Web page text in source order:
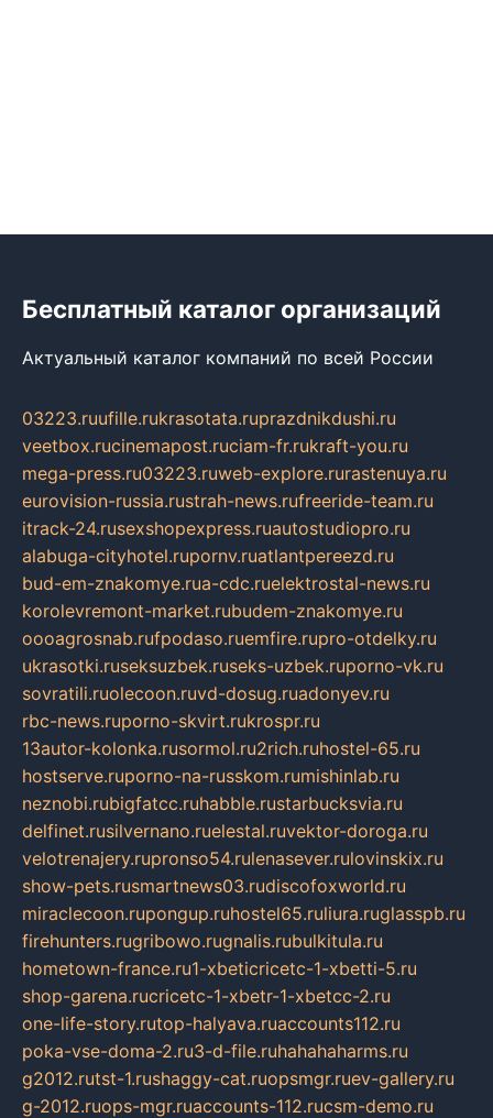
Бесплатный каталог организаций
Актуальный каталог компаний по всей России
03223.ruufille.rukrasotata.ruprazdnikdushi.ru
veetbox.rucinemapost.ruciam-fr.rukraft-you.ru
mega-press.ru03223.ruweb-explore.rurastenuya.ru
eurovision-russia.rustrah-news.rufreeride-team.ru
itrack-24.rusexshopexpress.ruautostudiopro.ru
alabuga-cityhotel.rupornv.ruatlantpereezd.ru
bud-em-znakomye.rua-cdc.ruelektrostal-news.ru
korolevremont-market.rubudem-znakomye.ru
oooagrosnab.rufpodaso.ruemfire.rupro-otdelky.ru
ukrasotki.ruseksuzbek.ruseks-uzbek.ruporno-vk.ru
sovratili.ruolecoon.ruvd-dosug.ruadonyev.ru
rbc-news.ruporno-skvirt.rukrospr.ru
13autor-kolonka.rusormol.ru2rich.ruhostel-65.ru
hostserve.ruporno-na-russkom.rumishinlab.ru
neznobi.rubigfatcc.ruhabble.rustarbucksvia.ru
delfinet.rusilvernano.ruelestal.ruvektor-doroga.ru
velotrenajery.rupronso54.rulenasever.rulovinskix.ru
show-pets.rusmartnews03.rudiscofoxworld.ru
miraclecoon.rupongup.ruhostel65.ruliura.ruglasspb.ru
firehunters.rugribowo.rugnalis.rubulkitula.ru
hometown-france.ru1-xbeticricetc-1-xbetti-5.ru
shop-garena.rucricetc-1-xbetr-1-xbetcc-2.ru
one-life-story.rutop-halyava.ruaccounts112.ru
poka-vse-doma-2.ru3-d-file.ruhahahaharms.ru
g2012.rutst-1.rushaggy-cat.ruopsmgr.ruev-gallery.ru
g-2012.ruops-mgr.ruaccounts-112.rucsm-demo.ru